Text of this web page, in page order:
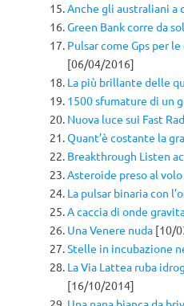
Anche gli australiani a
Green Bank corre da
Pulsar come Gps per
[06/04/2016]
La più brillante delle
1500 sfumature di un
Nuova luce sui Fast
Quant’è costante la
Breakthrough Listen
Asteroide preso al volo
La pulsar binaria con
A caccia di onde
Una Venere nuda [10/
Stelle in incubazione
La Via Lattea ruba
[16/10/2014]